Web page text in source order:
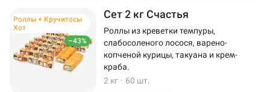
–43%
Роллы + Кручитосы
Хот
Сет 2 кг Счастья
Роллы из креветки темпуры,
слабосоленого лосося, варено-
копченой курицы, такуана и крем-
краба.
2 кг · 60 шт.